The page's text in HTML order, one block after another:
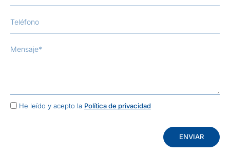
He leído y acepto la Política de privacidad
ENVIAR